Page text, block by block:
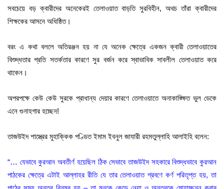
সবচেয়ে বড় ক্বারীদের অনেকেরই তেলাওয়াত বাড়তি সুরবিহীন,অথচ তাঁরা ক্বারীদের
শিক্ষকের আসনে অধিষ্ঠিত।
বরং এ কথা বললে অতিরঞ্জন হয় না যে অনেক ক্ষেত্রে একজন ক্বারী তেলাওয়াতের
বিশুদ্ধতার প্রতি সতর্কতার কারণে সুর বর্জন করে স্বাভাবিক সাবলীল তেলাওয়াত করে
থাকেন।
অপরপক্ষে কেউ কেউ সুরকে প্রাধান্য দেয়ার কারণে তেলাওয়াতে অনাকাঙ্ক্ষিত ভুল ডেকে
এনে গুনাহগার হচ্ছেন!
তাজউইদ শাস্ত্রের মুহাক্কিক পণ্ডিত ইমাম ইবনুল জাযারী রহমতুল্লাহি আলাইহি বলেন:
“… যেভাবে কুরআন অবতীর্ণ হয়েছিল ঠিক সেভাবে তাজউইদ সহকারে বিশুদ্ধভাবে কুরআন
পাঠকের ক্ষেত্রে এটাই আল্লাহর রীতি যে তার তেলাওয়াত শ্রবণে কর্ণ পরিতৃপ্ত হয়,তা